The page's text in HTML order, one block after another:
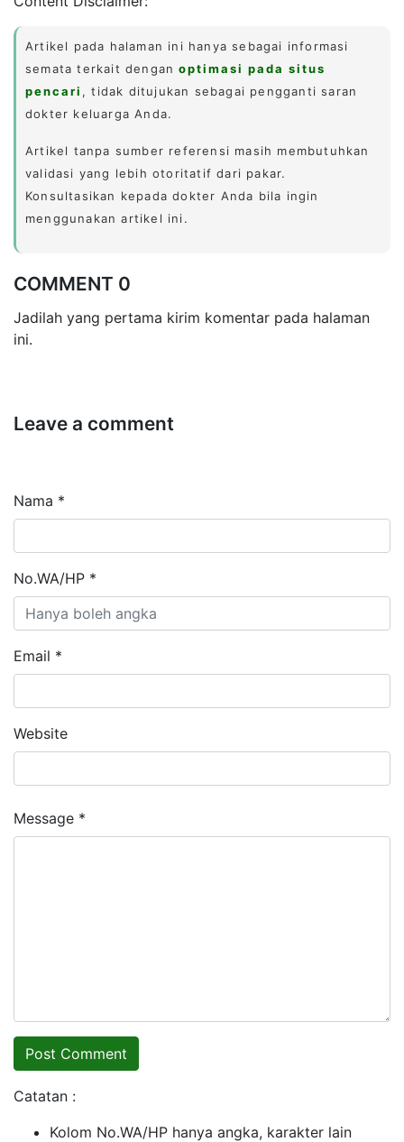
Artikel pada halaman ini hanya sebagai informasi
semata terkait denganoptimasi pada situs
pencari , tidak ditujukan sebagai pengganti saran
dokter keluarga Anda.
Artikel tanpa sumber referensi masih membutuhkan
validasi yang lebih otoritatif dari pakar.
Konsultasikan kepada dokter Anda bila ingin
menggunakan artikel ini.
COMMENT 0
Jadilah yang pertama kirim komentar pada halaman
ini.
Leave a comment
Nama *
No.WA/HP *
Email *
Website
Message *
Catatan :
Kolom No.WA/HP hanya angka, karakter lain